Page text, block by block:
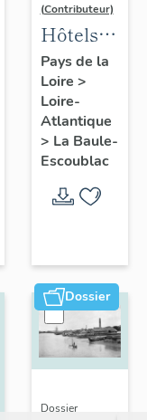
(Contributeur)
Hôtels
de
voyageurs
de la
commune
de La
Baule-
Escoublac
Pays de la
Loire >
Loire-
Atlantique
> La Baule-
Escoublac
Dossier
Dossier